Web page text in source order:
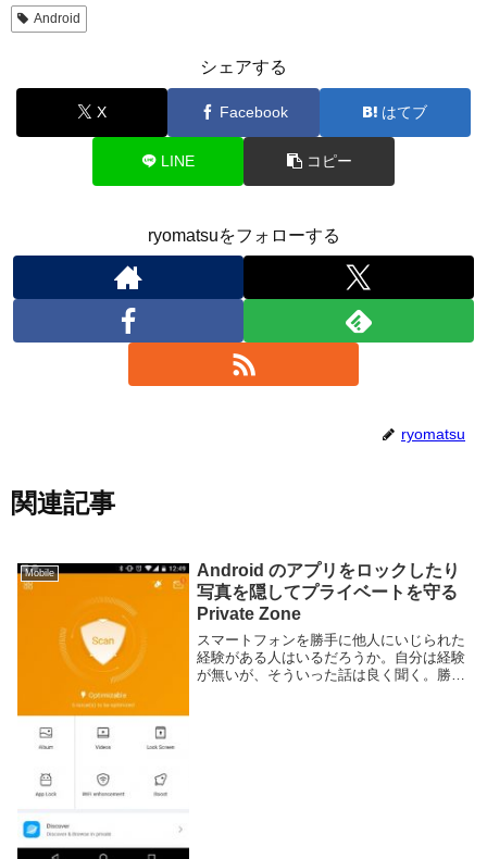
Android
シェアする
X Facebook はてブ
LINE コピー
ryomatsuをフォローする
ryomatsu
関連記事
Mobile
Android のアプリをロックしたり
写真を隠してプライベートを守る
Private Zone
スマートフォンを勝手に他人にいじられた
経験がある人はいるだろうか。自分は経験
が無いが、そういった話は良く聞く。勝手